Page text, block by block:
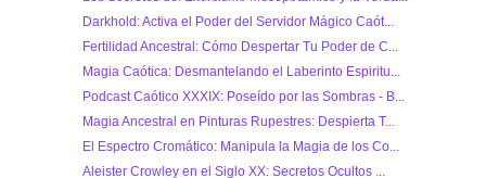
Darkhold: Activa el Poder del Servidor Mágico Caót...
Fertilidad Ancestral: Cómo Despertar Tu Poder de C...
Magia Caótica: Desmantelando el Laberinto Espiritu...
Podcast Caótico XXXIX: Poseído por las Sombras - B...
Magia Ancestral en Pinturas Rupestres: Despierta T...
El Espectro Cromático: Manipula la Magia de los Co...
Aleister Crowley en el Siglo XX: Secretos Ocultos ...